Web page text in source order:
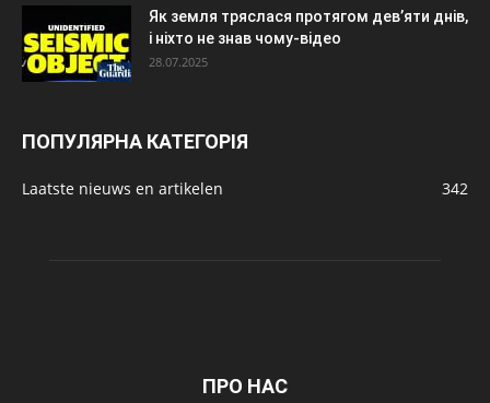
Як земля тряслася протягом дев’яти днів,
і ніхто не знав чому-відео
28.07.2025
ПОПУЛЯРНА КАТЕГОРІЯ
Laatste nieuws en artikelen 342
ПРО НАС